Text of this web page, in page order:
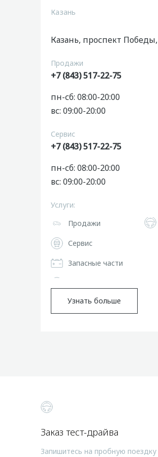
Казань
Казань, проспект
Продажи
+7 (843) 517-22-75
пн-сб: 08:00-20:00
вс: 09:00-20:00
Сервис
+7 (843) 517-22-75
пн-сб: 08:00-20:00
вс: 09:00-20:00
Услуги:
Продажи
Сервис
Запасные части
Узнать больше
Заказ тест-драйва
Запишитесь на пробную поездку